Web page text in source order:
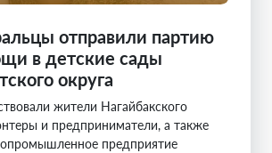
отправили партию
в детские сады
округа
жители Нагайбакского
и предприниматели, а также
предприятие